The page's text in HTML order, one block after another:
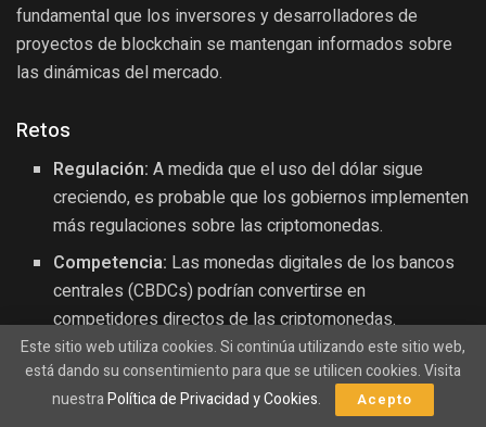
fundamental que los inversores y desarrolladores de
proyectos de blockchain se mantengan informados sobre
las dinámicas del mercado.
Retos
Regulación: A medida que el uso del dólar sigue
creciendo, es probable que los gobiernos implementen
más regulaciones sobre las criptomonedas.
Competencia: Las monedas digitales de los bancos
centrales (CBDCs) podrían convertirse en
competidores directos de las criptomonedas.
Oportunidades
La necesidad de soluciones financieras
Este sitio web utiliza cookies. Si continúa utilizando este sitio web,
está dando su consentimiento para que se utilicen cookies. Visita
nuestraPolítica de Privacidad y Cookies. Acepto